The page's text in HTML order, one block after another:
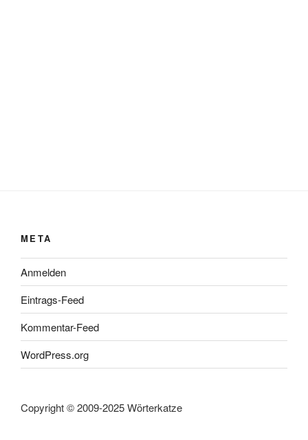
META
Anmelden
Eintrags-Feed
Kommentar-Feed
WordPress.org
Copyright © 2009-2025 Wörterkatze